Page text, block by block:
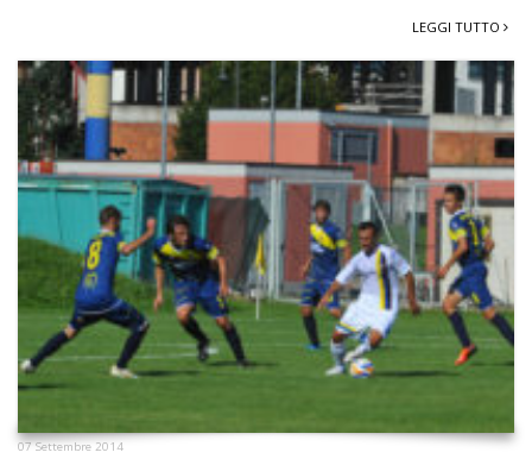
LEGGI TUTTO
07 Settembre 2014